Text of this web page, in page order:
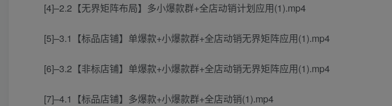
[4]–2.2【无界矩阵布局】多小爆款群+全店动销计划应用(1).mp4
[5]–3.1【标品店铺】单爆款+小爆款群+全店动销无界矩阵应用(1).mp4
[6]–3.2【非标店铺】单爆款+小爆款群+全店动销无界矩阵应用(1).mp4
[7]–4.1【标品店铺】多爆款+小爆款群+全店动销(1).mp4